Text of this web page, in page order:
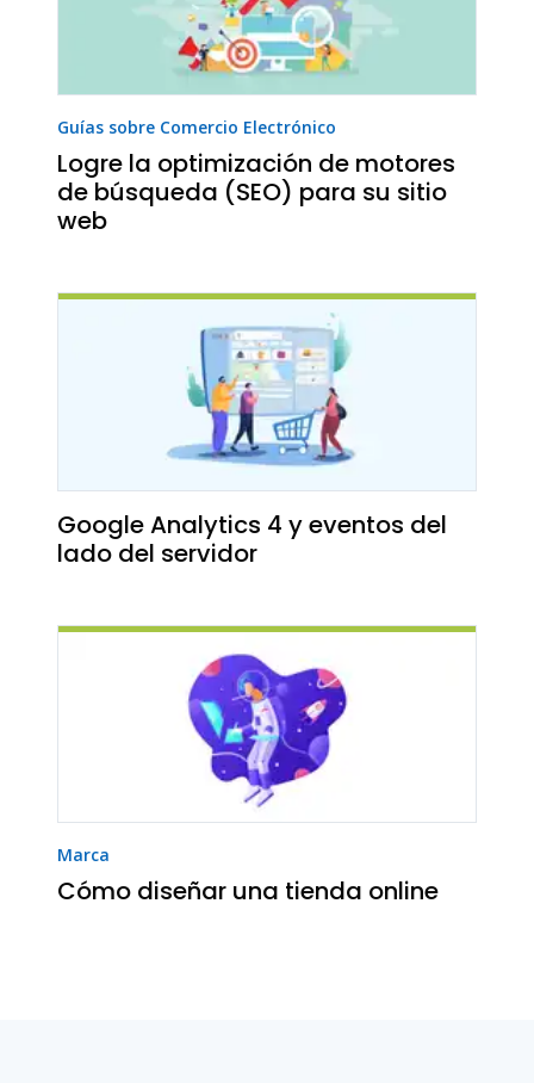
Guías sobre Comercio Electrónico
Logre la optimización de motores
de búsqueda (SEO) para su sitio
web
Google Analytics 4 y eventos del
lado del servidor
Marca
Cómo diseñar una tienda online